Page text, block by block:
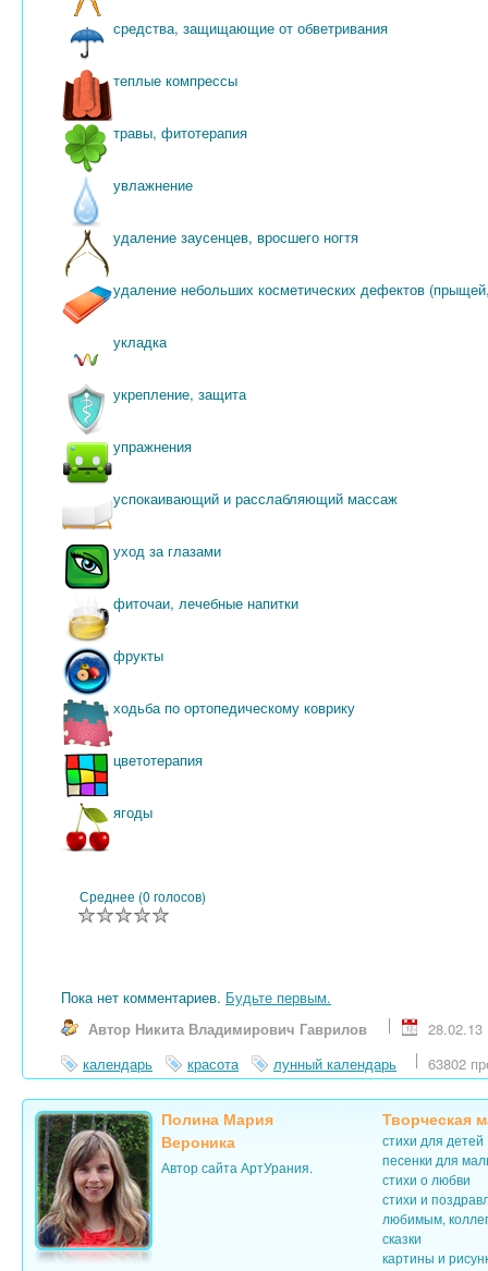
средства, защищающие от обветривания
теплые компрессы
травы, фитотерапия
увлажнение
удаление заусенцев, вросшего ногтя
удаление небольших косметических дефектов
укладка
укрепление, защита
упражнения
успокаивающий и расслабляющий массаж
уход за глазами
фиточаи, лечебные напитки
фрукты
ходьба по ортопедическому коврику
цветотерапия
ягоды
Среднее (0 голосов)
Пока нет комментариев. Будьте первым.
Автор Никита Владимирович Гаврилов
28.02.13
календарь
красота лунный календарь 63802
Полина Мария
Вероника
Автор сайта АртУрания.
Творческая
стихи для детей
песенки для
стихи о любви
стихи и
любимым,
сказки
картины и